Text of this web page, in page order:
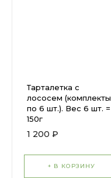
Тарталетка с
лососем (комплекты
по 6 шт.). Вес 6 шт. =
150г
1 200 ₽
+ В КОРЗИНУ